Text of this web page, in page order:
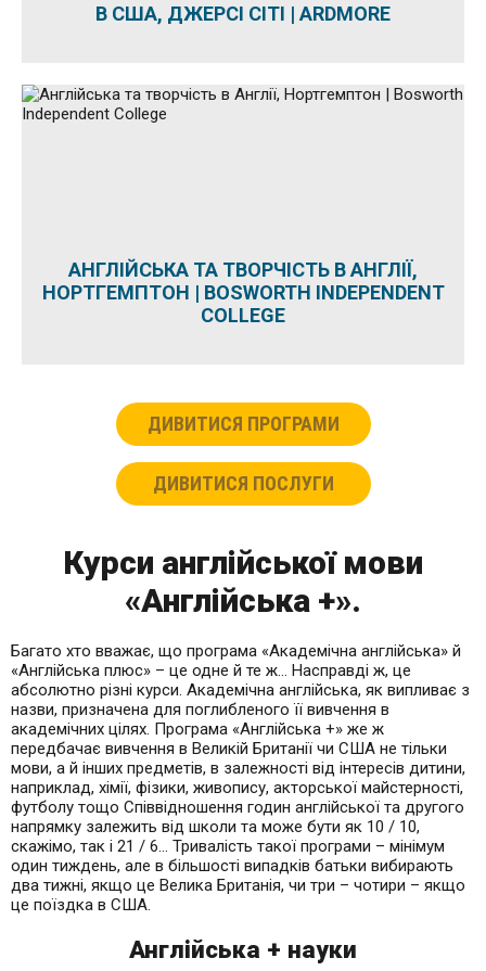
В США, ДЖЕРСІ СІТІ | ARDMORE
АНГЛІЙСЬКА ТА ТВОРЧІСТЬ В АНГЛІЇ,
НОРТГЕМПТОН | BOSWORTH INDEPENDENT
COLLEGE
ДИВИТИСЯ ПРОГРАМИ
ДИВИТИСЯ ПОСЛУГИ
Курси англійської мови
«Англійська +».
Багато хто вважає, що програма «Академічна англійська» й
«Англійська плюс» – це одне й те ж… Насправді ж, це
абсолютно різні курси. Академічна англійська, як випливає з
назви, призначена для поглибленого її вивчення в
академічних цілях. Програма «Англійська +» же ж
передбачає вивчення в Великій Британії чи США не тільки
мови, а й інших предметів, в залежності від інтересів дитини,
наприклад, хімії, фізики, живопису, акторської майстерності,
футболу тощо Співвідношення годин англійської та другого
напрямку залежить від школи та може бути як 10 / 10,
скажімо, так і 21 / 6… Тривалість такої програми – мінімум
один тиждень, але в більшості випадків батьки вибирають
два тижні, якщо це Велика Британія, чи три – чотири – якщо
це поїздка в США.
Англійська + науки